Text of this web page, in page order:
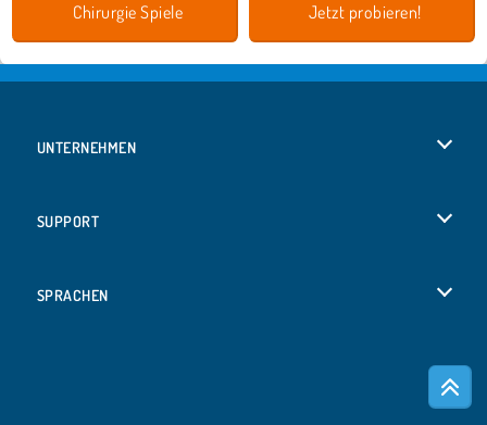
Chirurgie Spiele Jetzt probieren!
UNTERNEHMEN
SUPPORT
SPRACHEN